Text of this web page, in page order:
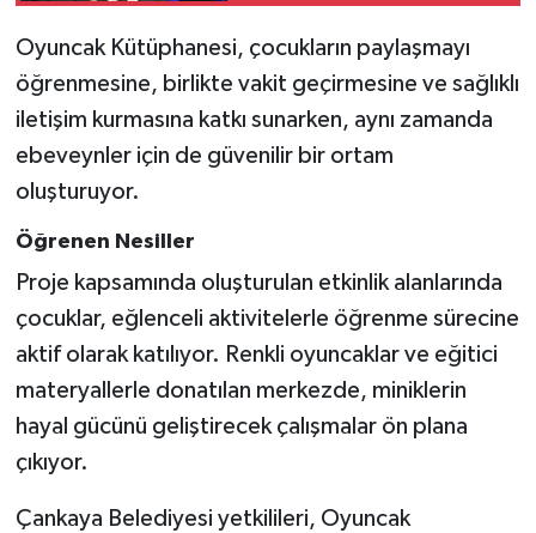
Oyuncak Kütüphanesi, çocukların paylaşmayı
öğrenmesine, birlikte vakit geçirmesine ve sağlıklı
iletişim kurmasına katkı sunarken, aynı zamanda
ebeveynler için de güvenilir bir ortam
oluşturuyor.
Öğrenen Nesiller
Proje kapsamında oluşturulan etkinlik alanlarında
çocuklar, eğlenceli aktivitelerle öğrenme sürecine
aktif olarak katılıyor. Renkli oyuncaklar ve eğitici
materyallerle donatılan merkezde, miniklerin
hayal gücünü geliştirecek çalışmalar ön plana
çıkıyor.
Çankaya Belediyesi yetkilileri, Oyuncak